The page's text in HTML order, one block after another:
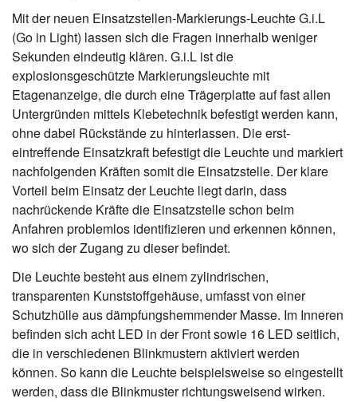
Mit der neuen Einsatzstellen-Markierungs-Leuchte G.i.L
(Go in Light) lassen sich die Fragen innerhalb weniger
Sekunden eindeutig klären. G.i.L ist die
explosionsgeschützte Markierungsleuchte mit
Etagenanzeige, die durch eine Trägerplatte auf fast allen
Untergründen mittels Klebetechnik befestigt werden kann,
ohne dabei Rückstände zu hinterlassen. Die erst-
eintreffende Einsatzkraft befestigt die Leuchte und markiert
nachfolgenden Kräften somit die Einsatzstelle. Der klare
Vorteil beim Einsatz der Leuchte liegt darin, dass
nachrückende Kräfte die Einsatzstelle schon beim
Anfahren problemlos identifizieren und erkennen können,
wo sich der Zugang zu dieser befindet.
Die Leuchte besteht aus einem zylindrischen,
transparenten Kunststoffgehäuse, umfasst von einer
Schutzhülle aus dämpfungshemmender Masse. Im Inneren
befinden sich acht LED in der Front sowie 16 LED seitlich,
die in verschiedenen Blinkmustern aktiviert werden
können. So kann die Leuchte beispielsweise so eingestellt
werden, dass die Blinkmuster richtungsweisend wirken.